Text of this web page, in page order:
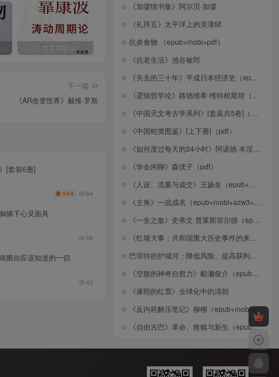
《人类新史》一次改写人类命运的尝试（epub+mobi+azw3+pdf）
下一篇
《AR改变世界》戴维·罗斯
[套装6册]
￥4.9 64
摘下心灵面具
56
菌你应该知道的一切
40
《加缪情书集》阿尔贝·加缪
《礼拜五》太平洋上的灵薄狱
抗炎食物 （epub+mobi+pdf）
《抗老生活》池谷敏郎
《失去的三十年》平成日本经济史（epub+mobi+azw3+pdf）
《逻辑哲学论》路德维希·维特根斯坦（epub+mobi+azw3+pdf）
《中国天文考古学系列》[套装共5卷]（epub+mobi+azw3+pdf）
《中国蛇类图鉴》[上下册]（pdf）
《如何度过每天的24小时》阿诺德·本涅特（epub+mobi+azw3+pdf）
《学会闲聊》森优子（pdf）
《人设、流量与成交》王扬名（epub+mobi+azw3+pdf）
《主角》一战成名（epub+mobi+azw3+pdf）
《一生之敌》史蒂文·普莱斯菲尔德（epub+mobi+azw3+pdf）
《红墙大事：共和国重大历史事件的来龙去脉》（全二册）（pdf）
巴菲特的护城河：降低风险、提高获利的股市真规则(epub+azw3+mobi)
《空腹的神奇自愈力》船濑俊介（epub+mobi+azw3+pdf）
《康熙的红票》全球化中的清朝
《反内耗解压笔记》柳柳（epub+mobi+azw3+pdf）
《自由古巴》革命、救赎与新生（epub+mobi+azw3+pdf）